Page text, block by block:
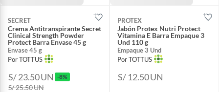
SECRET
Crema Antitranspirante Secret
Clinical Strength Powder
Protect Barra Envase 45 g
Envase 45 g
Por TOTTUS
S/ 23.50UN -8%
S/ 25.50UN
PROTEX
Jabón Protex Nutri Protect
Vitamina E Barra Empaque 3
Und 110 g
Empaque 3 Und
Por TOTTUS
S/ 12.50UN